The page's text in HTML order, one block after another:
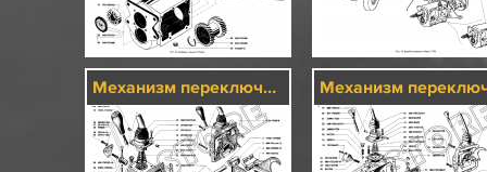
Механизм переключения передач (1702)